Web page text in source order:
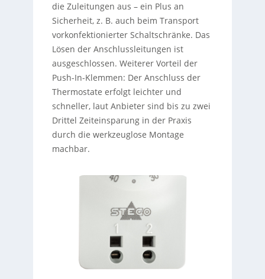
die Zuleitungen aus – ein Plus an
Sicherheit, z. B. auch beim Transport
vorkonfektionierter Schaltschränke. Das
Lösen der Anschlussleitungen ist
ausgeschlossen. Weiterer Vorteil der
Push-In-Klemmen: Der Anschluss der
Thermostate erfolgt leichter und
schneller, laut Anbieter sind bis zu zwei
Drittel Zeiteinsparung in der Praxis
durch die werkzeuglose Montage
machbar.